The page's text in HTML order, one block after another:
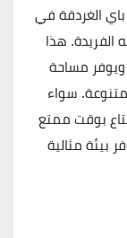
الغردقة في
الفريدة. هذا
ويوفر مساحة
سواء
بوقت ممتع
بيئة مثالية